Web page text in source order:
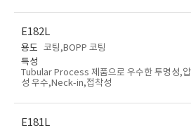
E182L
용도 코팅,BOPP 코팅
특성
Tubular Process 제품으로 우수한 투명성,
성 우수,Neck-in,접착성
E181L